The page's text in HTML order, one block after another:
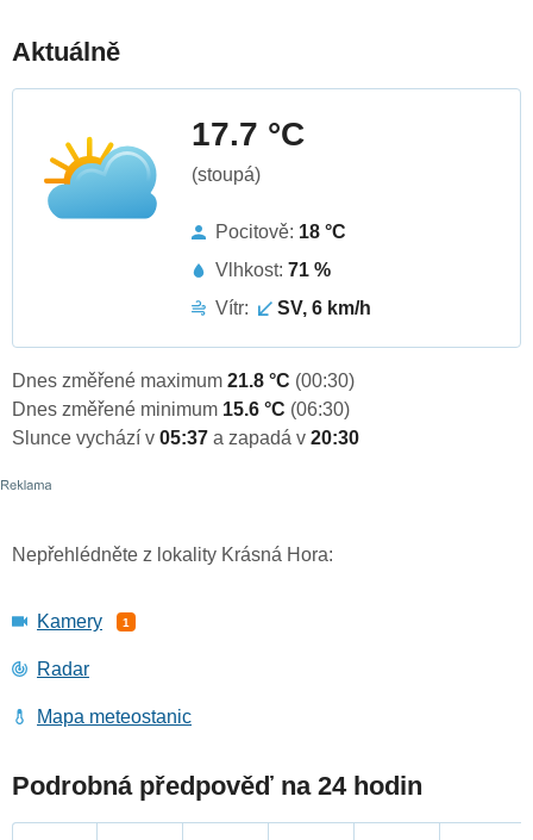
Aktuálně
17.7 °C
(stoupá)
Pocitově: 18 °C
Vlhkost: 71 %
Vítr:
SV, 6 km/h
Dnes změřené maximum 21.8 °C (00:30)
Dnes změřené minimum 15.6 °C (06:30)
Slunce vychází v 05:37 a zapadá v 20:30
Nepřehlédněte z lokality Krásná Hora:
Kamery 1
Radar
Mapa meteostanic
Podrobná předpověď na 24 hodin